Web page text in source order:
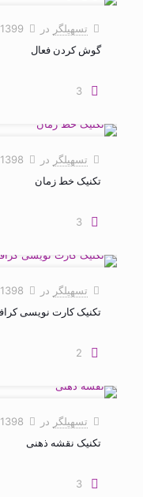
تسهیلگر در
1399-10-09
گوش کردن فعال
3
تسهیلگر در
1398-12-07
تکنیک خط زمان
3
تسهیلگر در
1398-11-30
تکنیک کارت نویسی
2
تسهیلگر در
1398-11-28
تکنیک نقشه ذهنی
3